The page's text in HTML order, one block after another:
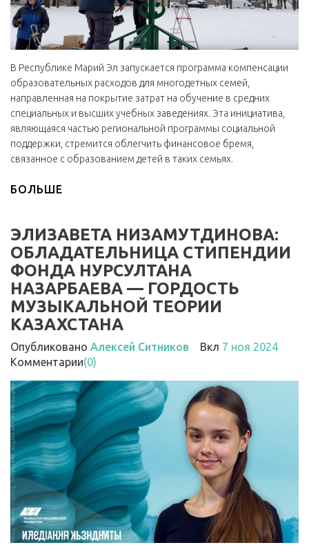
В Республике Марий Эл запускается программа компенсации
образовательных расходов для многодетных семей,
направленная на покрытие затрат на обучение в средних
специальных и высших учебных заведениях. Эта инициатива,
являющаяся частью региональной программы социальной
поддержки, стремится облегчить финансовое бремя,
связанное с образованием детей в таких семьях.
БОЛЬШЕ
ЭЛИЗАВЕТА НИЗАМУТДИНОВА:
ОБЛАДАТЕЛЬНИЦА СТИПЕНДИИ
ФОНДА НУРСУЛТАНА
НАЗАРБАЕВА — ГОРДОСТЬ
МУЗЫКАЛЬНОЙ ТЕОРИИ
КАЗАХСТАНА
Опубликовано Алексей Ситников Вкл 7 ноя 2024
Комментарии(0)